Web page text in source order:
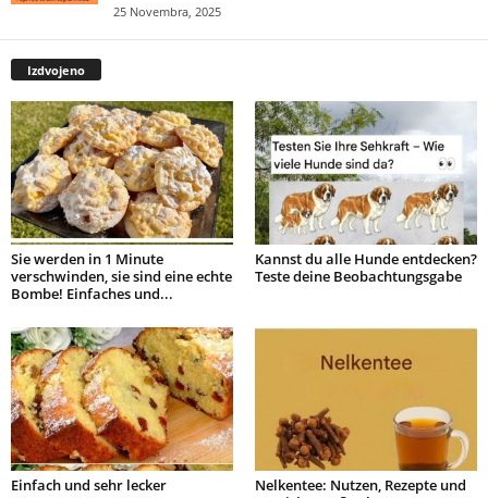
25 Novembra, 2025
Izdvojeno
Sie werden in 1 Minute
verschwinden, sie sind eine echte
Bombe! Einfaches und...
Kannst du alle Hunde entdecken?
Teste deine Beobachtungsgabe
Einfach und sehr lecker
Nelkentee: Nutzen, Rezepte und